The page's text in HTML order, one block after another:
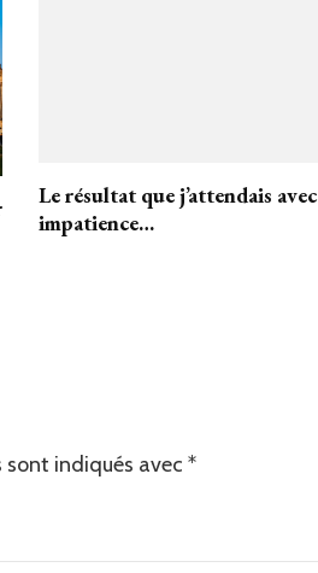
Le résultat que j’attendais avec
impatience…
indiqués avec *